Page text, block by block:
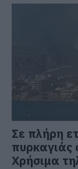
Σε πλήρη
πυρκαγιάς
Χρήσιμα